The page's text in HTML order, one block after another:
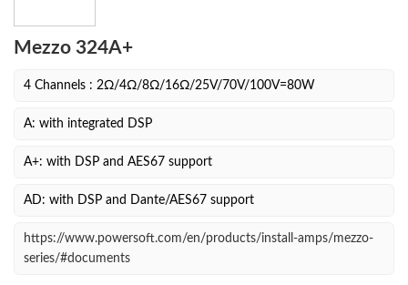
Mezzo 324A+
4 Channels : 2Ω/4Ω/8Ω/16Ω/25V/70V/100V=80W
A: with integrated DSP
A+: with DSP and AES67 support
AD: with DSP and Dante/AES67 support
https://www.powersoft.com/en/products/install-amps/mezzo-
series/#documents